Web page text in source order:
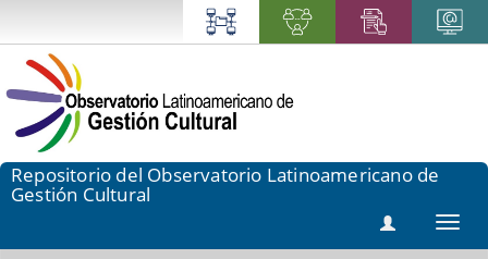
Repositorio del Observatorio Latinoamericano de
Gestión Cultural